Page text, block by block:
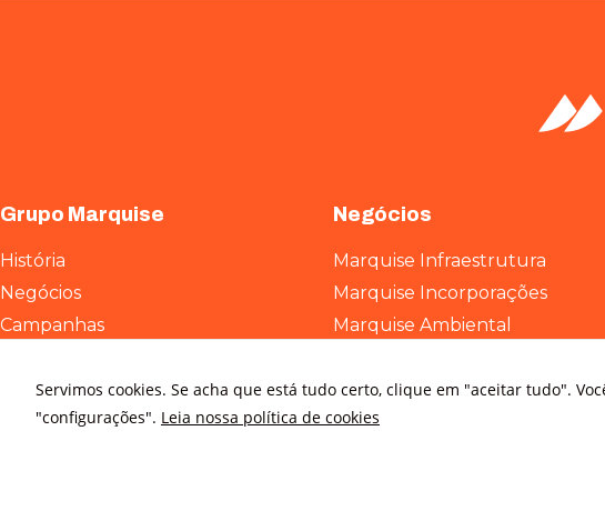
Grupo Marquise
História
Negócios
Campanhas
ESG
Contato
Negócios
Marquise Infraestrutura
Marquise Incorporações
Marquise Ambiental
Servimos cookies. Se acha que está tudo certo, clique em "aceitar tudo".
"configurações". Leia nossa política de cookies